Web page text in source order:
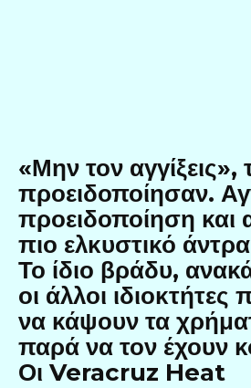
«Μην τον αγγίξεις»,
προειδοποίησαν.
προειδοποίηση και
πιο ελκυστικό
Το ίδιο βράδυ,
οι άλλοι
να κάψουν τα
παρά να τον έχουν
Οι Veracruz Heat